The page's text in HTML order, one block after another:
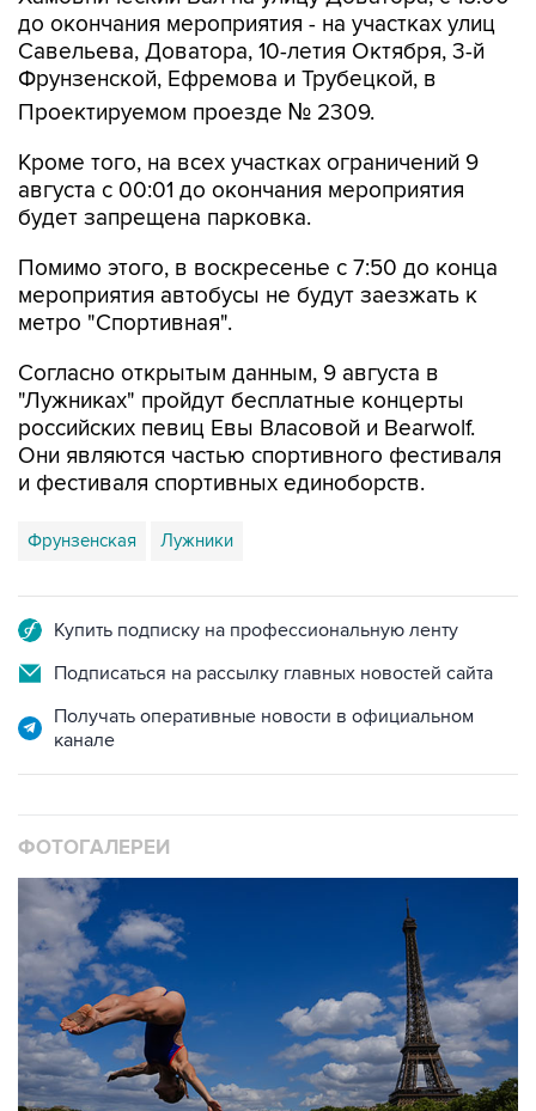
до окончания мероприятия - на участках улиц
Савельева, Доватора, 10-летия Октября, 3-й
Фрунзенской, Ефремова и Трубецкой, в
Проектируемом проезде № 2309.
Кроме того, на всех участках ограничений 9
августа с 00:01 до окончания мероприятия
будет запрещена парковка.
Помимо этого, в воскресенье с 7:50 до конца
мероприятия автобусы не будут заезжать к
метро "Спортивная".
Согласно открытым данным, 9 августа в
"Лужниках" пройдут бесплатные концерты
российских певиц Евы Власовой и Bearwolf.
Они являются частью спортивного фестиваля
и фестиваля спортивных единоборств.
Фрунзенская Лужники
Купить подписку на профессиональную ленту
Подписаться на рассылку главных новостей сайта
Получать оперативные новости в официальном
канале
ФОТОГАЛЕРЕИ